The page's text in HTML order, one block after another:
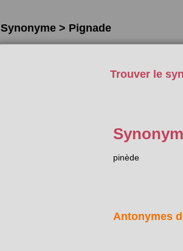
Synonyme > Pignade
Trouver le
pinède
Antonymes